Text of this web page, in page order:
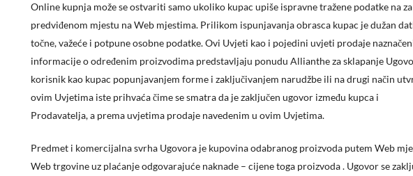
Online kupnja može se ostvariti samo ukoliko kupac upiše ispravne tražene podatke na
predviđenom mjestu na Web mjestima. Prilikom ispunjavanja obrasca kupac je dužan
točne, važeće i potpune osobne podatke. Ovi Uvjeti kao i pojedini uvjeti prodaje
informacije o određenim proizvodima predstavljaju ponudu Allianthe za sklapanje
korisnik kao kupac popunjavanjem forme i zaključivanjem narudžbe ili na drugi način
ovim Uvjetima iste prihvaća čime se smatra da je zaključen ugovor između kupca i
Prodavatelja, a prema uvjetima prodaje navedenim u ovim Uvjetima.
Predmet i komercijalna svrha Ugovora je kupovina odabranog proizvoda putem Web
Web trgovine uz plaćanje odgovarajuće naknade – cijene toga proizvoda . Ugovor se